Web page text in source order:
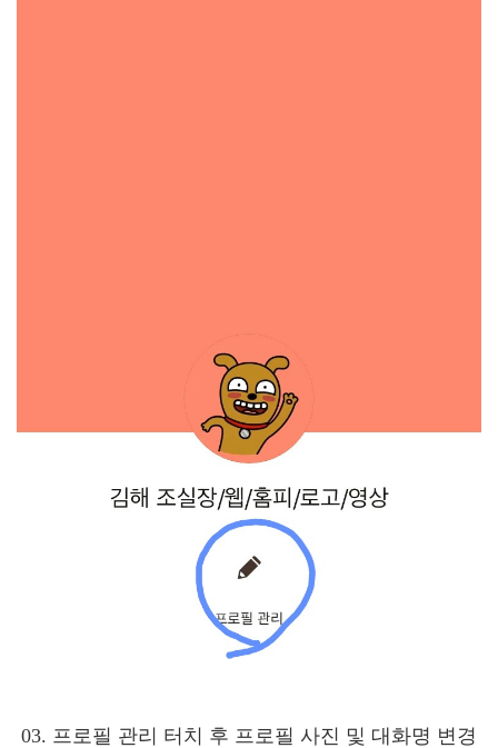
03. 프로필 관리 터치 후 프로필 사진 및 대화명 변경